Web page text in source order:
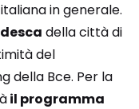
in generale.
della città di
del
della Bce. Per la
il programma